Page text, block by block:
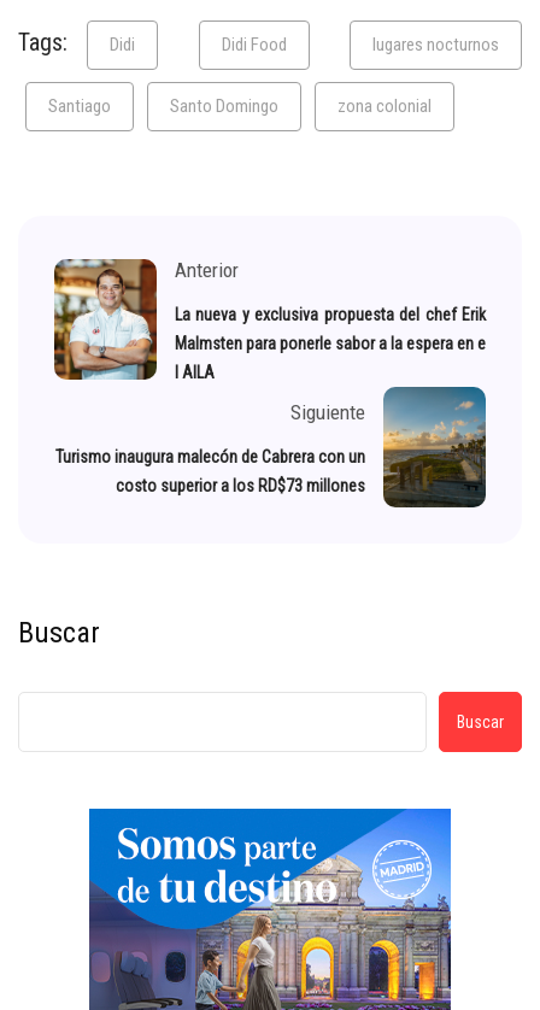
Tags: Didi Didi Food lugares nocturnos
Santiago Santo Domingo zona colonial
Anterior
La nueva y exclusiva propuesta del chef Erik
Malmsten para ponerle sabor a la espera en e
l AILA
Siguiente
Turismo inaugura malecón de Cabrera con un
costo superior a los RD$73 millones
Buscar
Buscar